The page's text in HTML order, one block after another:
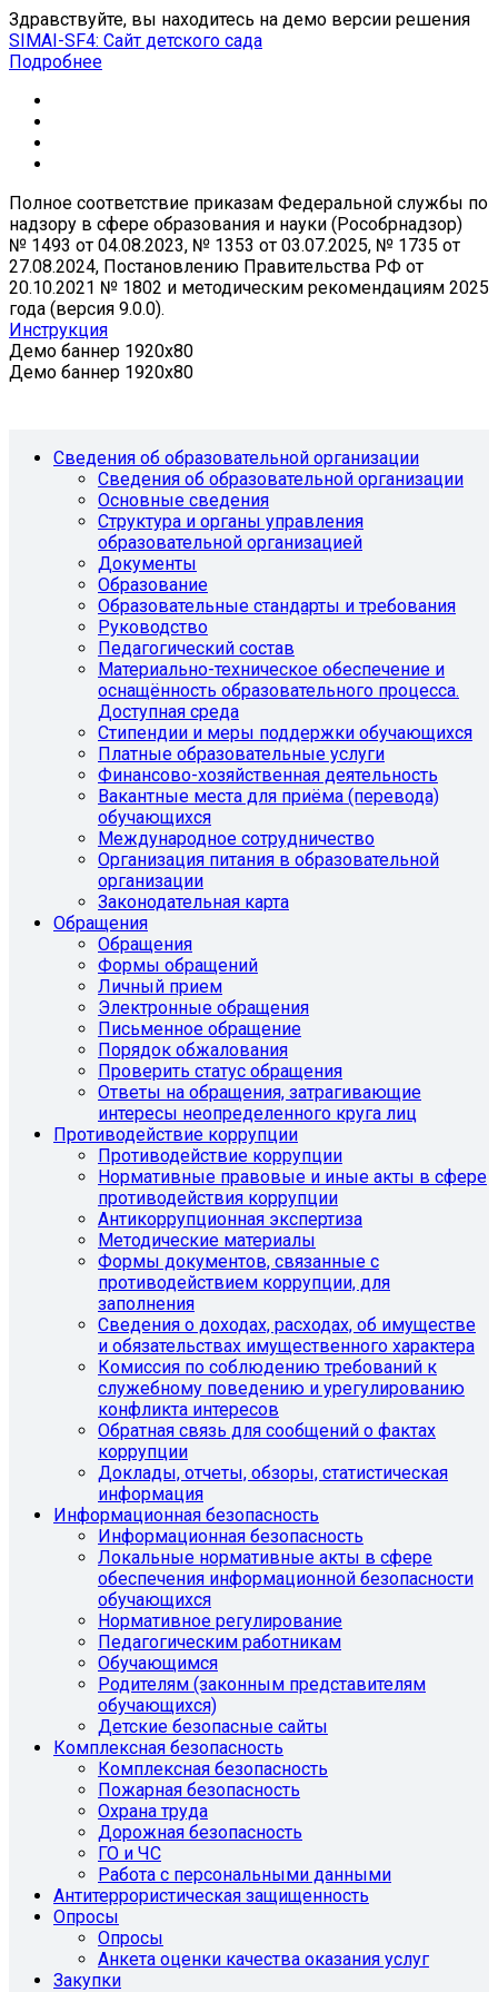
Здравствуйте, вы находитесь на демо версии решения
SIMAI-SF4: Сайт детского сада
Подробнее
Полное соответствие приказам Федеральной службы по
надзору в сфере образования и науки (Рособрнадзор)
№ 1493 от 04.08.2023, № 1353 от 03.07.2025, № 1735 от
27.08.2024, Постановлению Правительства РФ от
20.10.2021 № 1802 и методическим рекомендациям 2025
года (версия 9.0.0).
Инструкция
Демо баннер 1920x80
Демо баннер 1920x80
Сведения об образовательной организации
Сведения об образовательной организации
Основные сведения
Структура и органы управления
образовательной организацией
Документы
Образование
Образовательные стандарты и требования
Руководство
Педагогический состав
Материально-техническое обеспечение и
оснащённость образовательного процесса.
Доступная среда
Стипендии и меры поддержки обучающихся
Платные образовательные услуги
Финансово-хозяйственная деятельность
Вакантные места для приёма (перевода)
обучающихся
Международное сотрудничество
Организация питания в образовательной
организации
Законодательная карта
Обращения
Обращения
Формы обращений
Личный прием
Электронные обращения
Письменное обращение
Порядок обжалования
Проверить статус обращения
Ответы на обращения, затрагивающие
интересы неопределенного круга лиц
Противодействие коррупции
Противодействие коррупции
Нормативные правовые и иные акты в сфере
противодействия коррупции
Антикоррупционная экспертиза
Методические материалы
Формы документов, связанные с
противодействием коррупции, для
заполнения
Сведения о доходах, расходах, об имуществе
и обязательствах имущественного характера
Комиссия по соблюдению требований к
служебному поведению и урегулированию
конфликта интересов
Обратная связь для сообщений о фактах
коррупции
Доклады, отчеты, обзоры, статистическая
информация
Информационная безопасность
Информационная безопасность
Локальные нормативные акты в сфере
обеспечения информационной безопасности
обучающихся
Нормативное регулирование
Педагогическим работникам
Обучающимся
Родителям (законным представителям
обучающихся)
Детские безопасные сайты
Комплексная безопасность
Комплексная безопасность
Пожарная безопасность
Охрана труда
Дорожная безопасность
ГО и ЧС
Работа с персональными данными
Антитеррористическая защищенность
Опросы
Опросы
Анкета оценки качества оказания услуг
Закупки